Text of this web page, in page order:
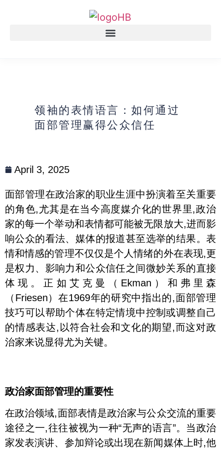
领袖的表情语言：如何通过
面部管理赢得公众信任
April 3, 2025
面部管理在政治家的职业生涯中扮演着至关重要
的角色,尤其是在当今高度媒介化的世界里,政治
家的每一个举动和表情都可能被无限放大,进而影
响公众的看法、媒体的报道甚至选举的结果。表
情和情感的管理不仅仅是个人情绪的外在表现,更
是权力、影响力和公众信任之间微妙关系的直接
体现。正如艾克曼（Ekman）和弗里森
（Friesen）在1969年的研究中指出的,面部管理
技巧可以帮助个体在特定情境中控制或调整自己
的情感表达,以符合社会和文化的期望,而这对政
治家来说显得尤为关键。
政治家面部管理的重要性
在政治领域,面部表情是政治家与公众交流的重要
途径之一,往往被视为一种“无声的语言”。当政治
家发表演讲、参加辩论或出现在新闻媒体上时,他